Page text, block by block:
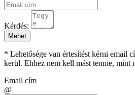
Kérdés:
Mehet
* Lehetősége van értesítést kérni email
kerül. Ehhez nem kell mást tennie, mint
Email cím
@